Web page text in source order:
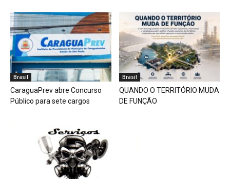
Brasil
CaraguaPrev abre Concurso
Público para sete cargos
Brasil
QUANDO O TERRITÓRIO MUDA
DE FUNÇÃO